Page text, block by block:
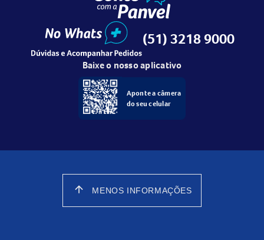
(51) 3218 9000
Baixe o nosso aplicativo
Aponte a câmera
do seu celular
arrow_upward MENOS INFORMAÇÕES